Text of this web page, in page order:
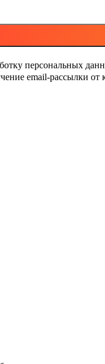
персональных
email-рассылки